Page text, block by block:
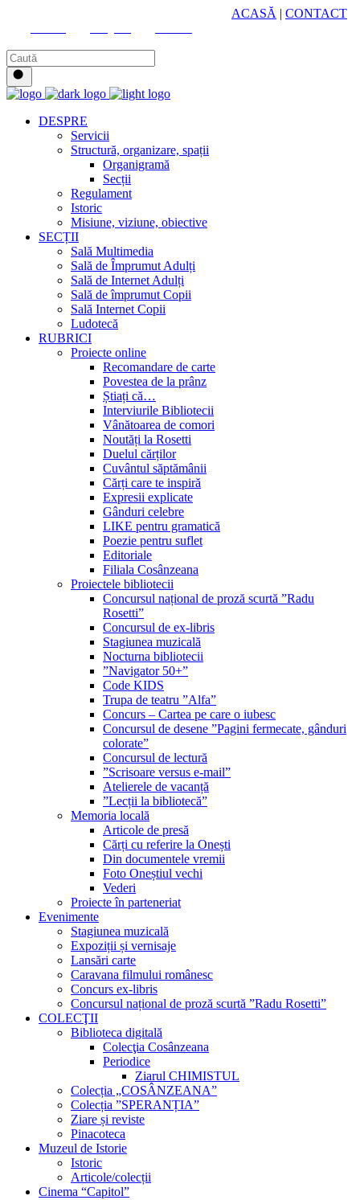
ACASĂ | CONTACT
DESPRE
Servicii
Structură, organizare, spații
Organigramă
Secții
Regulament
Istoric
Misiune, viziune, obiective
SECȚII
Sală Multimedia
Sală de Împrumut Adulți
Sală de Internet Adulți
Sală de împrumut Copii
Sală Internet Copii
Ludotecă
RUBRICI
Proiecte online
Recomandare de carte
Povestea de la prânz
Știați că…
Interviurile Bibliotecii
Vânătoarea de comori
Noutăți la Rosetti
Duelul cărților
Cuvântul săptămânii
Cărți care te inspiră
Expresii explicate
Gânduri celebre
LIKE pentru gramatică
Poezie pentru suflet
Editoriale
Filiala Cosânzeana
Proiectele bibliotecii
Concursul național de proză scurtă ”Radu
Rosetti”
Concursul de ex-libris
Stagiunea muzicală
Nocturna bibliotecii
”Navigator 50+”
Code KIDS
Trupa de teatru ”Alfa”
Concurs – Cartea pe care o iubesc
Concursul de desene ”Pagini fermecate, gânduri
colorate”
Concursul de lectură
”Scrisoare versus e-mail”
Atelierele de vacanță
”Lecții la bibliotecă”
Memoria locală
Articole de presă
Cărți cu referire la Onești
Din documentele vremii
Foto Oneștiul vechi
Vederi
Proiecte în parteneriat
Evenimente
Stagiunea muzicală
Expoziții și vernisaje
Lansări carte
Caravana filmului românesc
Concurs ex-libris
Concursul național de proză scurtă ”Radu Rosetti”
COLECŢII
Biblioteca digitală
Colecţia Cosânzeana
Periodice
Ziarul CHIMISTUL
Colecția „COSÂNZEANA”
Colecția ”SPERANȚIA”
Ziare și reviste
Pinacoteca
Muzeul de Istorie
Istoric
Articole/colecții
Cinema “Capitol”